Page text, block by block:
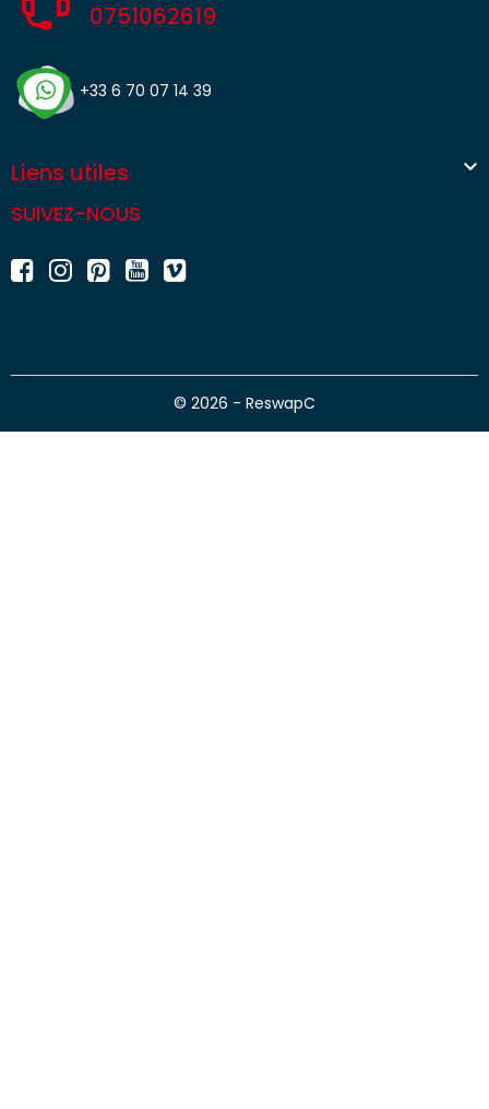
0751062619
+33 6 70 07 14 39
Liens utiles 
SUIVEZ-NOUS
© 2026 - ReswapC